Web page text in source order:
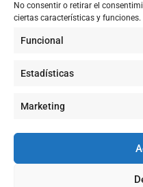
No consentir o retirar el
ciertas características y funciones.
Funcional
Estadísticas
Marketing
KR